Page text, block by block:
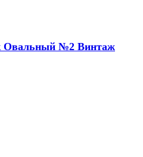
Овальный №2 Винтаж